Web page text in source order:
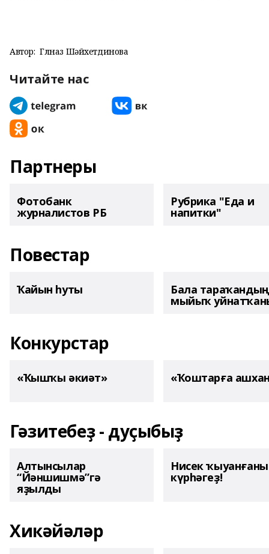
Автор: Гөлназ Шәйхетдинова
Читайте нас
Партнеры
Фотобанк
журналистов РБ
Рубрика "Еда и
напитки"
Повестар
Ҡайын һуты Бала тараҡандың
мыйыҡ
Конкурстар
«Ҡышҡы әкиәт» «Ҡоштарға
Гәзитебеҙ - дуҫыбыҙ
Алтынсылар
“Йәншишмә”гә
яҙылды
Нисек
күрһәгеҙ!
Хикәйәләр